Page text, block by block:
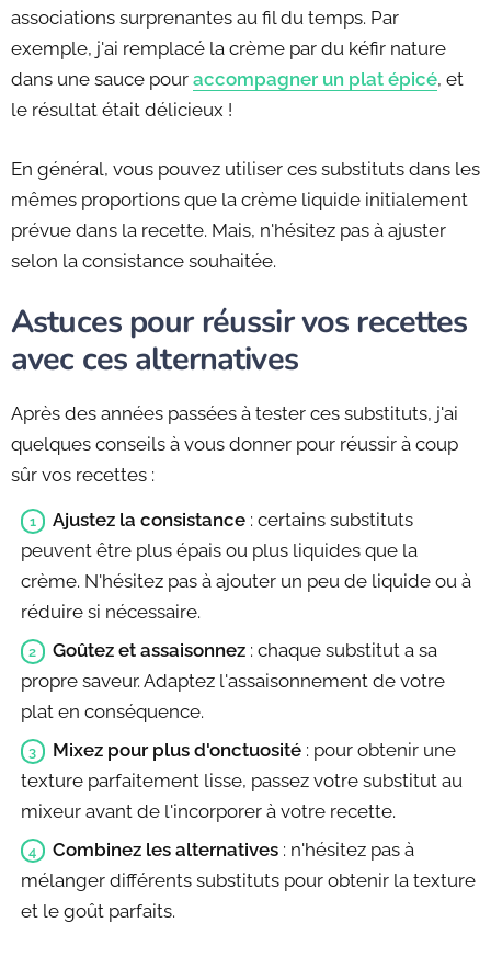
associations surprenantes au fil du temps. Par
exemple, j'ai remplacé la crème par du kéfir nature
dans une sauce pour accompagner un plat épicé, et
le résultat était délicieux !
En général, vous pouvez utiliser ces substituts dans les
mêmes proportions que la crème liquide initialement
prévue dans la recette. Mais, n'hésitez pas à ajuster
selon la consistance souhaitée.
Astuces pour réussir vos recettes
avec ces alternatives
Après des années passées à tester ces substituts, j'ai
quelques conseils à vous donner pour réussir à coup
sûr vos recettes :
Ajustez la consistance: certains substituts
peuvent être plus épais ou plus liquides que la
crème. N'hésitez pas à ajouter un peu de liquide ou à
réduire si nécessaire.
Goûtez et assaisonnez: chaque substitut a sa
propre saveur. Adaptez l'assaisonnement de votre
plat en conséquence.
Mixez pour plus d'onctuosité: pour obtenir une
texture parfaitement lisse, passez votre substitut au
mixeur avant de l'incorporer à votre recette.
Combinez les alternatives: n'hésitez pas à
mélanger différents substituts pour obtenir la texture
et le goût parfaits.